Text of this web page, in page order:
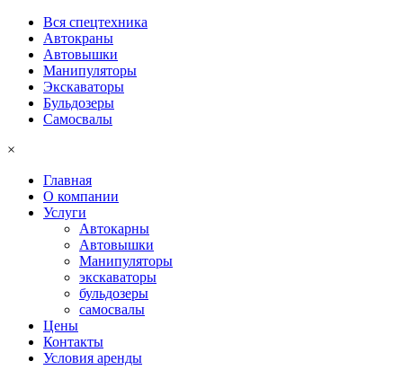
Вся спецтехника
Автокраны
Автовышки
Манипуляторы
Экскаваторы
Бульдозеры
Самосвалы
×
Главная
О компании
Услуги
Автокарны
Автовышки
Манипуляторы
экскаваторы
бульдозеры
самосвалы
Цены
Контакты
Условия аренды